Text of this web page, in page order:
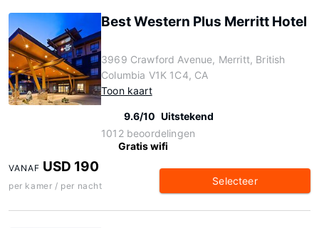
Best Western Plus Merritt Hotel
3969 Crawford Avenue, Merritt, British
Columbia V1K 1C4, CA
Toon kaart
9.6/10 Uitstekend
1012 beoordelingen
Gratis wifi
VANAF USD 190
per kamer / per nacht Selecteer